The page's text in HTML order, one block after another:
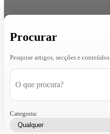
Procurar
Pesquise artigos, secções e conteúdos
Categoria: